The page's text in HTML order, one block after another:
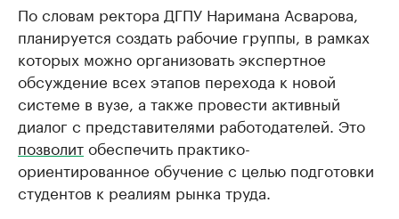
По словам ректора ДГПУ Наримана Асварова,
планируется создать рабочие группы, в рамках
которых можно организовать экспертное
обсуждение всех этапов перехода к новой
системе в вузе, а также провести активный
диалог с представителями работодателей. Это
позволитобеспечить практико-
ориентированное обучение с целью подготовки
студентов к реалиям рынка труда.